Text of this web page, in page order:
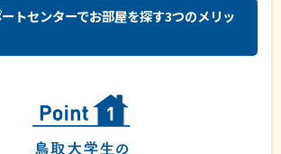
トセンターでお部屋を探す3つのメリッ